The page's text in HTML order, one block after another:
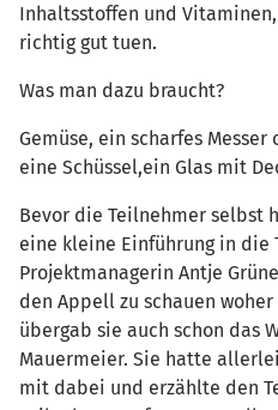
Inhaltsstoffen und
richtig gut tuen.
Was man dazu braucht?
Gemüse, ein scharfes
eine Schüssel,ein Glas mit
Bevor die Teilnehmer selbst
eine kleine Einführung in die
Projektmanagerin Antje
den Appell zu schauen
übergab sie auch schon das
Mauermeier. Sie hatte
mit dabei und erzählte den